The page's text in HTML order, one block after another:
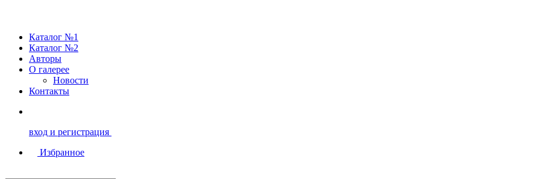
Каталог №1
Каталог №2
Авторы
О галерее
Новости
Контакты
вход и регистрация
Избранное